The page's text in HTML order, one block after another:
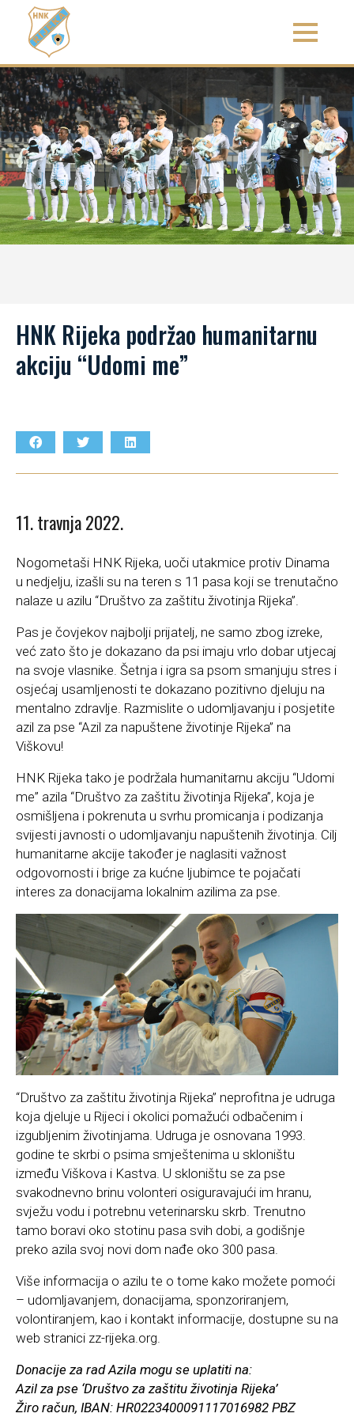
HNK Rijeka podržao humanitarnu
akciju “Udomi me”
11. travnja 2022.
Nogometaši HNK Rijeka, uoči utakmice protiv Dinama
u nedjelju, izašli su na teren s 11 pasa koji se trenutačno
nalaze u azilu “Društvo za zaštitu životinja Rijeka”.
Pas je čovjekov najbolji prijatelj, ne samo zbog izreke,
već zato što je dokazano da psi imaju vrlo dobar utjecaj
na svoje vlasnike. Šetnja i igra sa psom smanjuju stres i
osjećaj usamljenosti te dokazano pozitivno djeluju na
mentalno zdravlje. Razmislite o udomljavanju i posjetite
azil za pse “Azil za napuštene životinje Rijeka” na
Viškovu!
HNK Rijeka tako je podržala humanitarnu akciju “Udomi
me” azila “Društvo za zaštitu životinja Rijeka”, koja je
osmišljena i pokrenuta u svrhu promicanja i podizanja
svijesti javnosti o udomljavanju napuštenih životinja. Cilj
humanitarne akcije također je naglasiti važnost
odgovornosti i brige za kućne ljubimce te pojačati
interes za donacijama lokalnim azilima za pse.
“Društvo za zaštitu životinja Rijeka” neprofitna je udruga
koja djeluje u Rijeci i okolici pomažući odbačenim i
izgubljenim životinjama. Udruga je osnovana 1993.
godine te skrbi o psima smještenima u skloništu
između Viškova i Kastva. U skloništu se za pse
svakodnevno brinu volonteri osiguravajući im hranu,
svježu vodu i potrebnu veterinarsku skrb. Trenutno
tamo boravi oko stotinu pasa svih dobi, a godišnje
preko azila svoj novi dom nađe oko 300 pasa.
Više informacija o azilu te o tome kako možete pomoći
– udomljavanjem, donacijama, sponzoriranjem,
volontiranjem, kao i kontakt informacije, dostupne su na
web stranici zz-rijeka.org.
Donacije za rad Azila mogu se uplatiti na:
Azil za pse ‘Društvo za zaštitu životinja Rijeka’
Žiro račun, IBAN: HR0223400091117016982 PBZ